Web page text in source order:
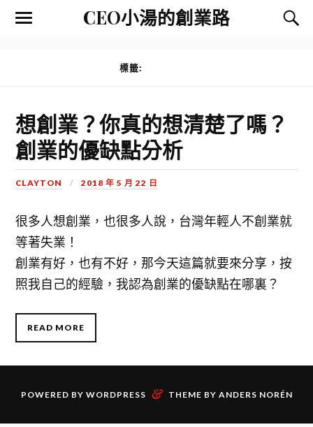
CEO小湯的創業路
標籤:
想創業？你真的想清楚了嗎？
創業的優缺點分析
CLAYTON 2018 年 5 月 22 日
很多人想創業，也很多人說，台灣年輕人不創業就
等著失業！
創業有好，也有不好，那今天這篇就要來分享，按
照我自己的經驗，我認為創業的優缺點在哪裏？
READ MORE
POWERED BY WORDPRESS & THEME BY ANDERS NORÉN